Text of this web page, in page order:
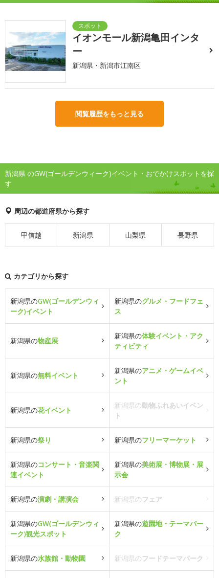
イオンモール新潟亀田インタ
ー
新潟県・新潟市江南区
閲覧履歴をもっと見る
新潟県 のGW(ゴールデンウィーク)イベント・おでかけスポットを探
す
周辺の都道府県から探す
甲信越 新潟県 山梨県 長野県
カテゴリから探す
新潟県のGW(ゴールデンウィ
ーク)イベント
新潟県のグルメ・フードフェ
ス
新潟県の物産展
新潟県の体験イベント・アク
ティビティ
新潟県の無料イベント
新潟県のアニメ・ゲームイベ
ント
新潟県の花イベント
新潟県の動物ふれあいイベン
ト
新潟県の祭り 新潟県のフリーマーケット
新潟県のコンサート・音楽関
連イベント
新潟県の美術展・博物展・展
示会
新潟県の演劇・講演会 新潟県のフェア
新潟県のGW(ゴールデンウィ
ーク)観光スポット
新潟県の遊園地・テーマパー
ク
新潟県の水族館・動物園 新潟県のフードテーマパーク